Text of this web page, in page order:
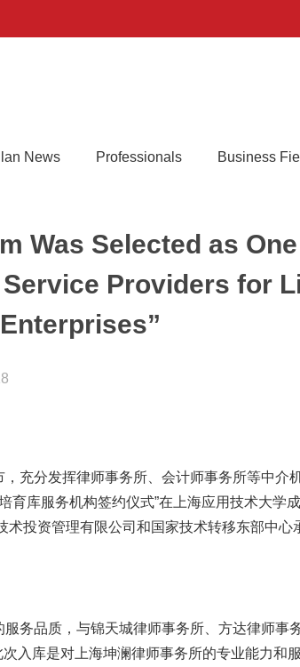
News Professionals Business
Was Selected as
Providers for
分发挥律师事务所、会计师事务所等中介
育库服务机构签约仪式”在上海应用技术大学
投资管理有限公司和国家技术转移东部中心
品质，与锦天城律师事务所、方达律师事
入库是对上海坤澜律师事务所的专业能力和